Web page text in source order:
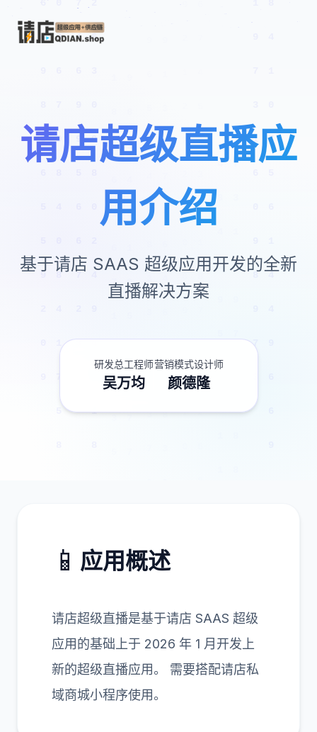
6
8
0
0
6
7
9
8
4
0
8
4
1
7
5
8
2
1
6
6
9
8
9
6
5
5
9
2
0
9 1
2
8
4
1
0
7
5
6
1
4
4
9
6
6
9
4
6
1
9
7
3
1
6
0
9
8
9
7
3
请店超级直播应
用介绍
基于请店 SAAS 超级应用开发的全新
直播解决方案
研发总工程师
吴万均
营销模式设计师
颜德隆
📱 应用概述
请店超级直播是基于请店 SAAS 超级
应用的基础上于 2026 年 1 月开发上
新的超级直播应用。 需要搭配请店私
域商城小程序使用。